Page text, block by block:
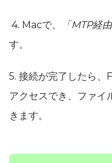
4. Macで、 「MTP経
す。
5. 接続が完了したら
アクセスでき、ファイ
きます。